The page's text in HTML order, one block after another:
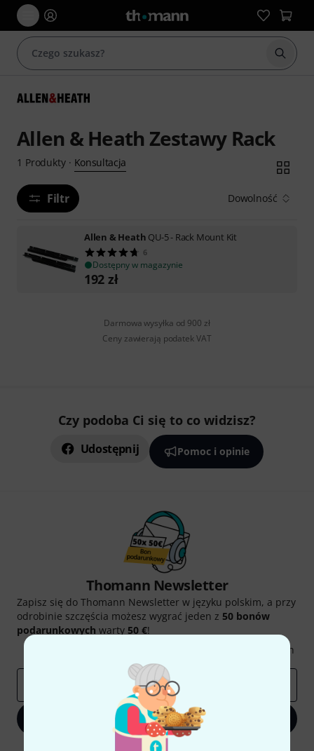
Allen & Heath Zestawy Rack
1 Produkty· Konsultacja
Filtr Dowolność
Allen & Heath QU-5 - Rack Mount Kit
6
Dostępny w magazynie
192 zł
Darmowa wysyłka od 900 zł
Ceny zawierają podatek VAT
Czy podoba Ci się to co widzisz?
Udostępnij Pomoc i opinie
Thomann Newsletter
Zapisz się do Thomann Newsletter w języku polskim, a przy
odrobinie szczęścia możesz wygrać jeden z 50 bonów
podarunkowych warty 50 €!
Spostrzeżenia Thomann
Zapisz się teraz